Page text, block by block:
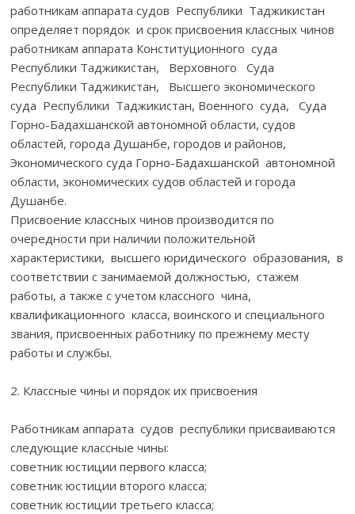
работникам аппарата судов Республики Таджикистан
определяет порядок и срок присвоения классных чинов
работникам аппарата Конституционного суда
Республики Таджикистан, Верховного Суда
Республики Таджикистан, Высшего экономического
суда Республики Таджикистан, Военного суда, Суда
Горно-Бадахшанской автономной области, судов
областей, города Душанбе, городов и районов,
Экономического суда Горно-Бадахшанской автономной
области, экономических судов областей и города
Душанбе.
Присвоение классных чинов производится по
очередности при наличии положительной
характеристики, высшего юридического образования, в
соответствии с занимаемой должностью, стажем
работы, а также с учетом классного чина,
квалификационного класса, воинского и специального
звания, присвоенных работнику по прежнему месту
работы и службы.
2. Классные чины и порядок их присвоения
Работникам аппарата судов республики присваиваются
следующие классные чины:
советник юстиции первого класса;
советник юстиции второго класса;
советник юстиции третьего класса;